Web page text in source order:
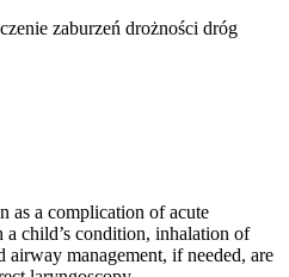
zaburzeń drożności dróg
as a complication of acute
child’s condition, inhalation of
management, if needed, are